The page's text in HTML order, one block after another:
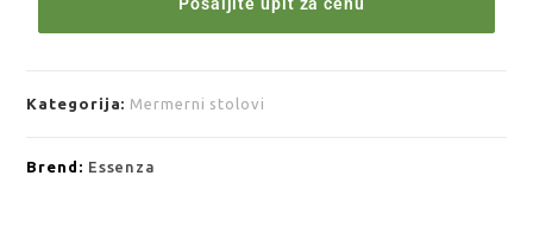
Kategorija: Mermerni stolovi
Brend: Essenza